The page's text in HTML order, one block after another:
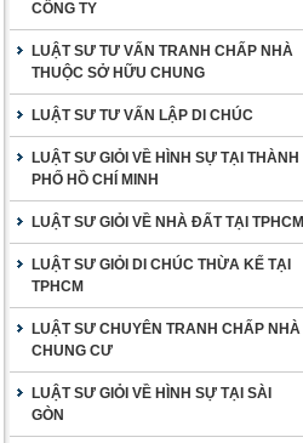
CÔNG TY
LUẬT SƯ TƯ VẤN TRANH CHẤP NHÀ
THUỘC SỞ HỮU CHUNG
LUẬT SƯ TƯ VẤN LẬP DI CHÚC
LUẬT SƯ GIỎI VỀ HÌNH SỰ TẠI THÀNH
PHỐ HỒ CHÍ MINH
LUẬT SƯ GIỎI VỀ NHÀ ĐẤT TẠI TPHCM
LUẬT SƯ GIỎI DI CHÚC THỪA KẾ TẠI
TPHCM
LUẬT SƯ CHUYÊN TRANH CHẤP NHÀ
CHUNG CƯ
LUẬT SƯ GIỎI VỀ HÌNH SỰ TẠI SÀI
GÒN